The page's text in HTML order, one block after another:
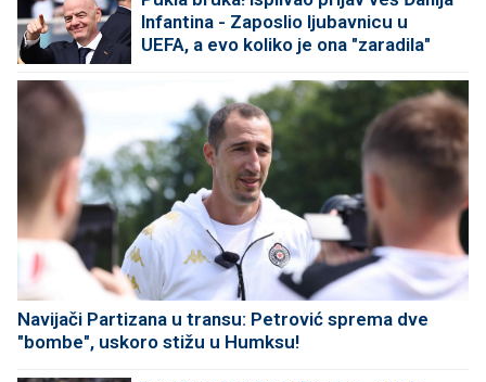
Infantina - Zaposlio ljubavnicu u
UEFA, a evo koliko je ona "zaradila"
Navijači Partizana u transu: Petrović sprema dve
"bombe", uskoro stižu u Humksu!